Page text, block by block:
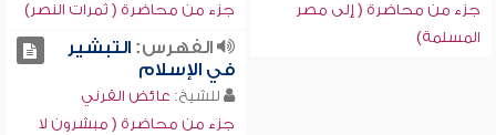
جزء من محاضرة ( إلى مصر
المسلمة)
جزء من محاضرة ( ثمرات النصر)
الفهرس:التبشير
في الإسلام
للشيخ: عائض القرني
جزء من محاضرة ( مبشرون لا